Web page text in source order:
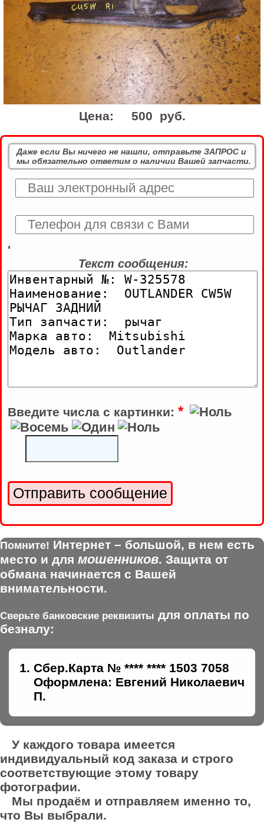
Цена: 500 руб.
Даже если Вы ничего не нашли, отправьте ЗАПРОС и
мы обязательно ответим о наличии Вашей запчасти.
'
Текст сообщения:
Введите числа с картинки: *
Помните! Интернет – большой, в нем есть
место и для мошенников. Защита от
обмана начинается с Вашей
внимательности.
Сверьте банковские реквизиты для оплаты по
безналу:
Сбер.Карта № **** **** 1503 7058
Оформлена: Евгений Николаевич
П.
У каждого товара имеется
индивидуальный код заказа и строго
соответствующие этому товару
фотографии.
Мы продаём и отправляем именно то,
что Вы выбрали.